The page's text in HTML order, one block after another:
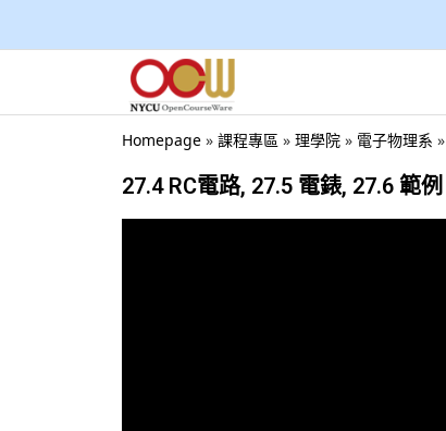
Homepage » 課程專區 » 理學院 » 電子物理系 »
27.4 RC電路, 27.5 電錶, 27.6 範例